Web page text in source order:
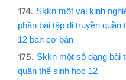
Skkn một vài kinh
phần bài tập di truyền
12 ban cơ bản
Skkn một số dạng bài
quần thể sinh học 12